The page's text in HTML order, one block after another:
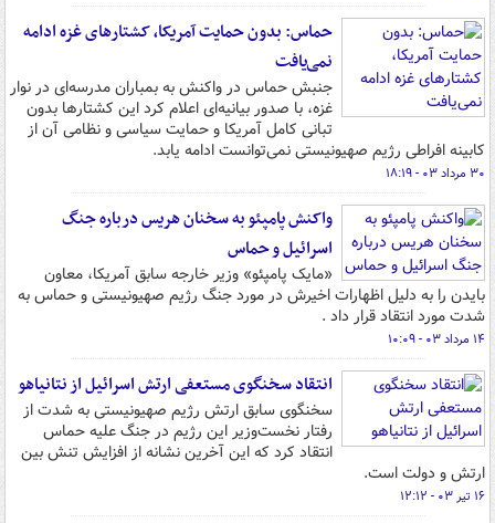
حماس: بدون حمایت آمریکا، کشتارهای غزه ادامه
نمی‌یافت
جنبش حماس در واکنش به بمباران مدرسه‌ای در نوار
غزه، با صدور بیانیه‌ای اعلام کرد این کشتارها بدون
تبانی کامل آمریکا و حمایت سیاسی و نظامی آن از
کابینه افراطی رژیم صهیونیستی نمی‌توانست ادامه یابد.
۳۰ مرداد ۰۳ - ۱۸:۱۹
واکنش پامپئو به سخنان هریس درباره جنگ
اسرائیل و حماس
«مایک پامپئو» وزیر خارجه سابق آمریکا، معاون
بایدن را به دلیل اظهارات اخیرش در مورد جنگ رژیم صهیونیستی و حماس به
شدت مورد انتقاد قرار داد .
۱۴ مرداد ۰۳ - ۱۰:۰۹
انتقاد سخنگوی مستعفی ارتش اسرائیل از نتانیاهو
سخنگوی سابق ارتش رژیم صهیونیستی به شدت از
رفتار نخست‌وزیر این رژیم در جنگ علیه حماس
انتقاد کرد که این آخرین نشانه از افزایش تنش بین
ارتش و دولت است.
۱۶ تیر ۰۳ - ۱۲:۱۲